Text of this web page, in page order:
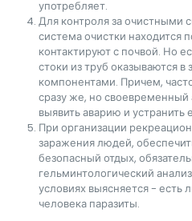
употребляет.
Для контроля за очистными
система очистки находится
контактируют с почвой. Но
стоки из труб оказываются
компонентами. Причем,
сразу же, но
выявить аварию и устранить
При организации
заражения людей,
безопасный отдых,
гельминтологический
условиях выясняется - есть
человека паразиты.